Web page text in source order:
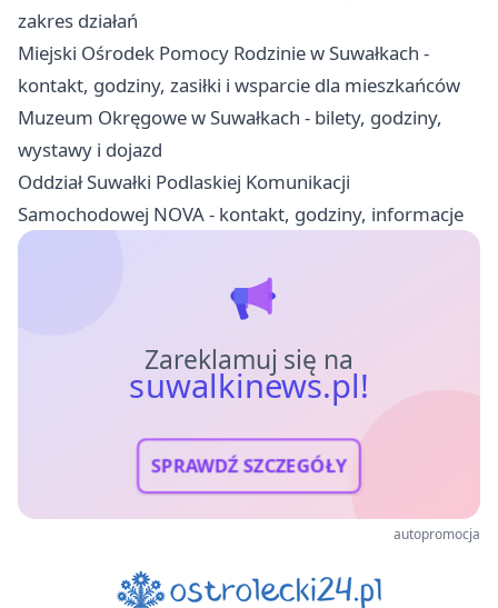
zakres działań
Miejski Ośrodek Pomocy Rodzinie w Suwałkach -
kontakt, godziny, zasiłki i wsparcie dla mieszkańców
Muzeum Okręgowe w Suwałkach - bilety, godziny,
wystawy i dojazd
Oddział Suwałki Podlaskiej Komunikacji
Samochodowej NOVA - kontakt, godziny, informacje
Zareklamuj się na
suwalkinews.pl!
SPRAWDŹ SZCZEGÓŁY
autopromocja